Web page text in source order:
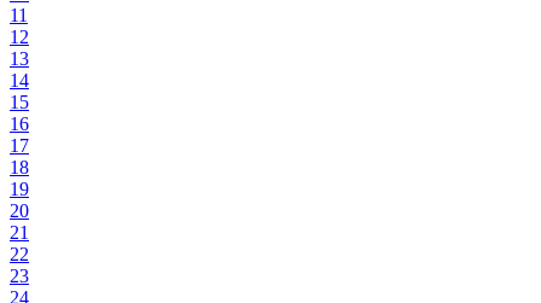
11
12
13
14
15
16
17
18
19
20
21
22
23
24